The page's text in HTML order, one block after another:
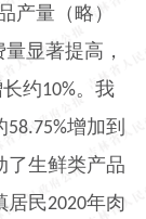
产量（略）
显著提高，
长约10%。我
58.75%增加到
了生鲜类产品
居民2020年肉